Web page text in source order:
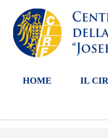
HOME IL